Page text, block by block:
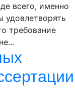
всего, именно
требование